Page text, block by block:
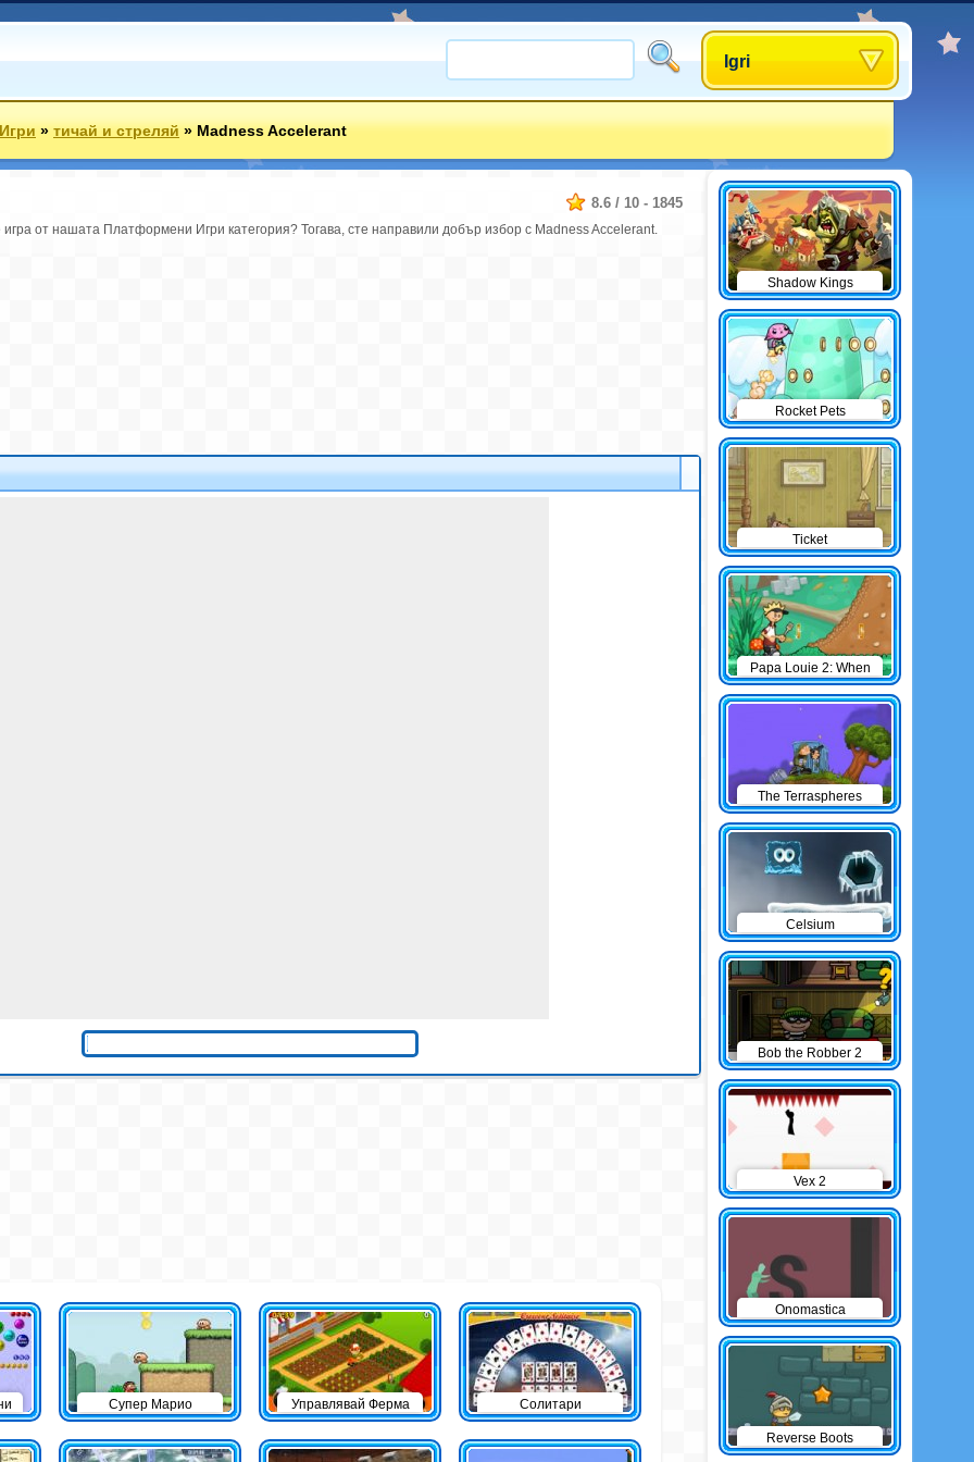
Igri
»тичай и стреляй»Madness Accelerant
8.6 / 10 - 1845
игра от нашата Платформени Игри категория? Тогава, сте направили добър избор с Madness Accelerant.
Супер Марио Управлявай Ферма Солитари
Shadow Kings
Rocket Pets
Ticket
Papa Louie 2: When
Burgers Attack
The Terraspheres
Celsium
Bob the Robber 2
Vex 2
Onomastica
Reverse Boots